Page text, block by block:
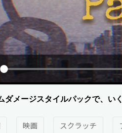
ダメージスタイルパックで、
映画 スクラッチ